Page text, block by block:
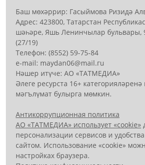
Баш мөхәррир: Гасыймова Ризидә
Адрес: 423800, Татарстан
шәһәре, Яшь Ленинчылар бульвары,
(27/19)
Телефон: (8552) 59-75-84
е-mail: mауdаn06@mail.гu
Нәшер итүче: АО «ТАТМЕДИА»
Әлеге ресурста 16+ категорияләренә
мәгълүмат булырга мөмкин.
Антикоррупционная политика
АО «ТАТМЕДИА» использует «cookie»
персонализации сервисов и
сайтом. Использование «cookie»
настройках браузера.